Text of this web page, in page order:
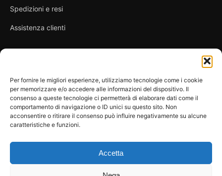
Per fornire le migliori esperienze, utilizziamo tecnologie come i cookie
per memorizzare e/o accedere alle informazioni del dispositivo. Il
consenso a queste tecnologie ci permetterà di elaborare dati come il
comportamento di navigazione o ID unici su questo sito. Non
acconsentire o ritirare il consenso può influire negativamente su alcune
caratteristiche e funzioni.
Accetta
Spedizioni e resi
Assistenza clienti
Privacy Policy
Condizioni di vendita